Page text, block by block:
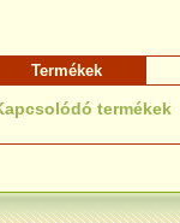
Termékek
termékek